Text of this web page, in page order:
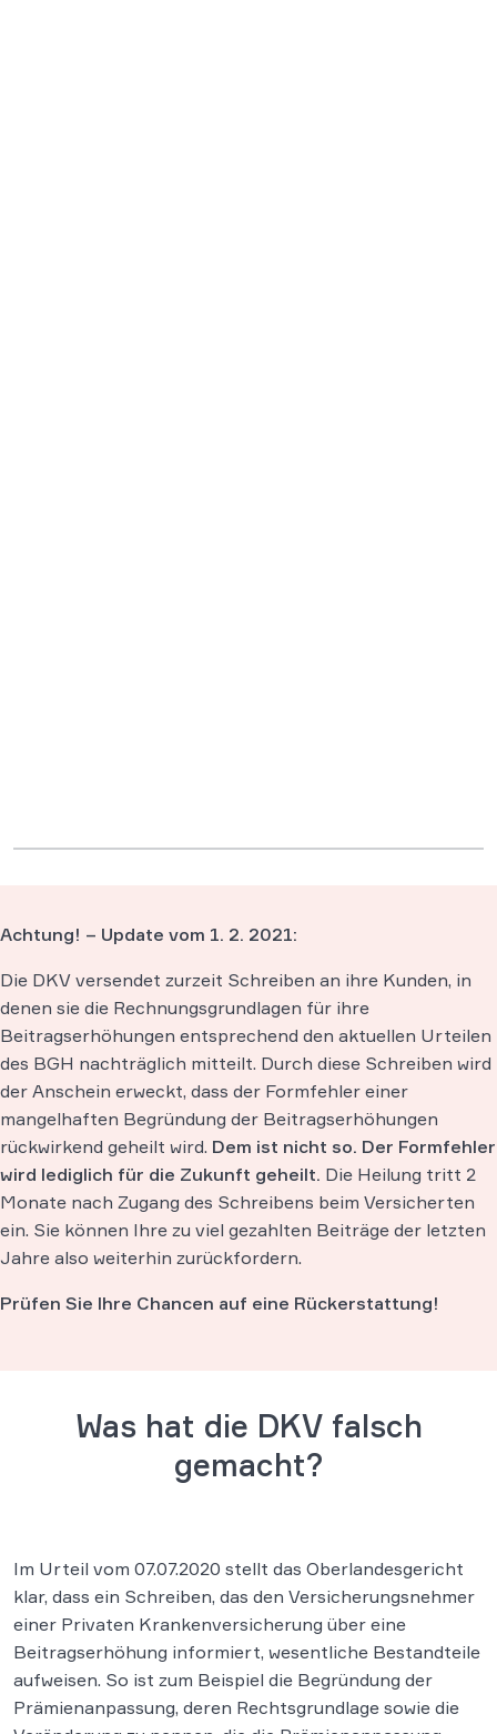
Achtung! – Update vom 1. 2. 2021:
Die DKV versendet zurzeit Schreiben an ihre Kunden, in
denen sie die Rechnungsgrundlagen für ihre
Beitragserhöhungen entsprechend den aktuellen Urteilen
des BGH nachträglich mitteilt. Durch diese Schreiben wird
der Anschein erweckt, dass der Formfehler einer
mangelhaften Begründung der Beitragserhöhungen
rückwirkend geheilt wird. Dem ist nicht so. Der Formfehler
wird lediglich für die Zukunft geheilt. Die Heilung tritt 2
Monate nach Zugang des Schreibens beim Versicherten
ein. Sie können Ihre zu viel gezahlten Beiträge der letzten
Jahre also weiterhin zurückfordern.
Prüfen Sie Ihre Chancen auf eine Rückerstattung!
Was hat die DKV falsch
gemacht?
Im Urteil vom 07.07.2020 stellt das Oberlandesgericht
klar, dass ein Schreiben, das den Versicherungsnehmer
einer Privaten Krankenversicherung über eine
Beitragserhöhung informiert, wesentliche Bestandteile
aufweisen. So ist zum Beispiel die Begründung der
Prämienanpassung, deren Rechtsgrundlage sowie die